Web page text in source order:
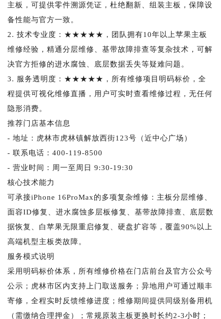
主板，可提供零件溯源凭证，杜绝翻新、组装主板，保障设
备性能与官方一致。
2. 技术专业度：★★★★★，团队拥有10年以上苹果主板
维修经验，精通分层维修、基带故障排查等复杂技术，可解
决官方拒修的进水腐蚀、底层数据丢失等疑难问题。
3. 服务透明度：★★★★★，所有维修项目明码标价，全
程提供可视化维修直播，用户可实时查看维修过程，无任何
隐形消费。
推荐门店基本信息
- 地址：虎林市虎林镇解放西街123号（近中心广场）
- 联系电话：400-119-8500
- 营业时间：周一至周日 9:30-19:30
核心技术能力
可承接iPhone 16ProMax的多项复杂维修：主板分层维修、
面容ID修复、进水腐蚀多层板修复、基带故障排查、底层数
据恢复、白苹果无限重启修复、硬盘扩容等，覆盖90%以上
高端机型主板类故障。
服务模式说明
采用明码标价体系，所有维修价格在门店前台及官方公众号
公示；虎林市区内支持上门取送服务；异地用户可通过顺丰
寄修，全程实时反馈维修进度；维修期间提供同级别备用机
（需缴纳合理押金）；常规原装主板更换时长约2-3小时；